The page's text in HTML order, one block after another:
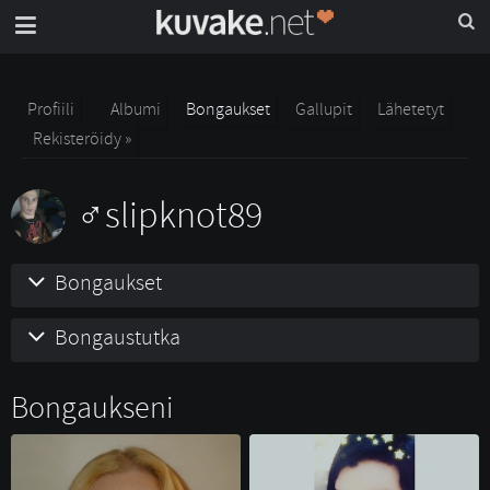
Profiili Albumi Bongaukset Gallupit
Lähetetyt
Rekisteröidy »
slipknot89
Bongaukset
Bongaustutka
Bongaukseni